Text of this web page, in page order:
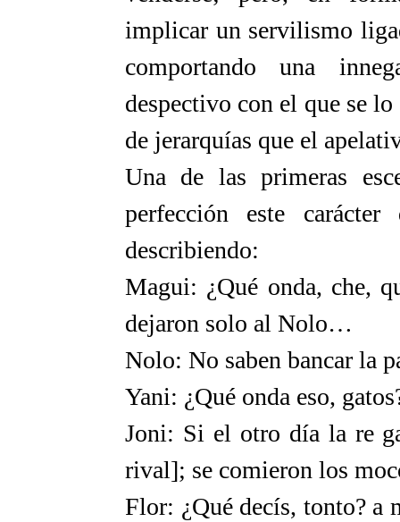
implicar un servilismo
comportando una
despectivo con el que se
de jerarquías que el
Una de las primeras
perfección este
describiendo:
Magui: ¿Qué onda, che,
dejaron solo al Nolo…
Nolo: No saben bancar la
Yani: ¿Qué onda eso,
Joni: Si el otro día la re
rival]; se comieron los
Flor: ¿Qué decís, tonto? a